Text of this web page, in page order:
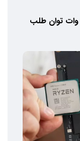
کارت‌های کلاس RTX 4090 میزان 600 وات توان طلب